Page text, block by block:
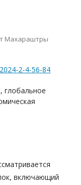
Махараштры
2-4-56-84
глобальное
включающий